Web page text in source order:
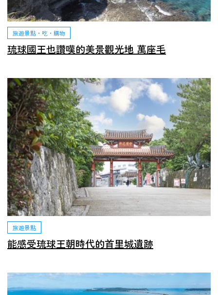
旅遊景點・吃・購物
琉球國王也讚嘆的美景觀光地 萬座毛
旅遊景點
能感受琉球王朝時代的首里城遺跡